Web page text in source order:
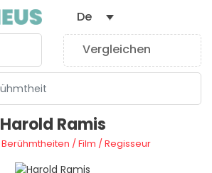
Vergleichen
De
Harold Ramis
Berühmtheiten /Film /Regisseur